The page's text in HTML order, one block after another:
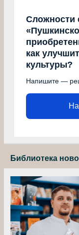
Сложности
как
культуры?
Напишите —
Библиотека